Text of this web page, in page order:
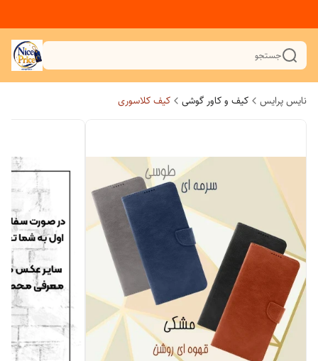
جستجو
نایس پرایس کیف و کاور گوشی کیف کلاسوری